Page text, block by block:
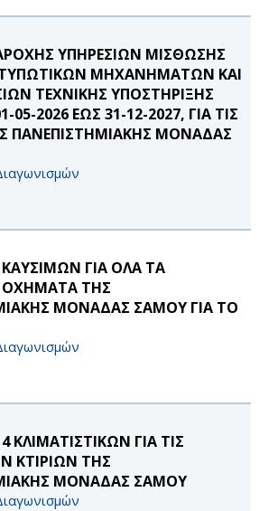
ΥΠΗΡΕΣΙΩΝ ΜΙΣΘΩΣΗΣ
ΜΗΧΑΝΗΜΑΤΩΝ ΚΑΙ
ΤΕΧΝΙΚΗΣ ΥΠΟΣΤΗΡΙΞΗΣ
2026 ΕΩΣ 31-12-2027, ΓΙΑ ΤΙΣ
ΠΑΝΕΠΙΣΤΗΜΙΑΚΗΣ ΜΟΝΑΔΑΣ
ΓΙΑ ΟΛΑ ΤΑ
ΟΧΗΜΑΤΑ ΤΗΣ
ΜΟΝΑΔΑΣ ΣΑΜΟΥ ΓΙΑ ΤΟ
ΚΛΙΜΑΤΙΣΤΙΚΩΝ ΓΙΑ ΤΙΣ
ΚΤΙΡΙΩΝ ΤΗΣ
ΜΟΝΑΔΑΣ ΣΑΜΟΥ